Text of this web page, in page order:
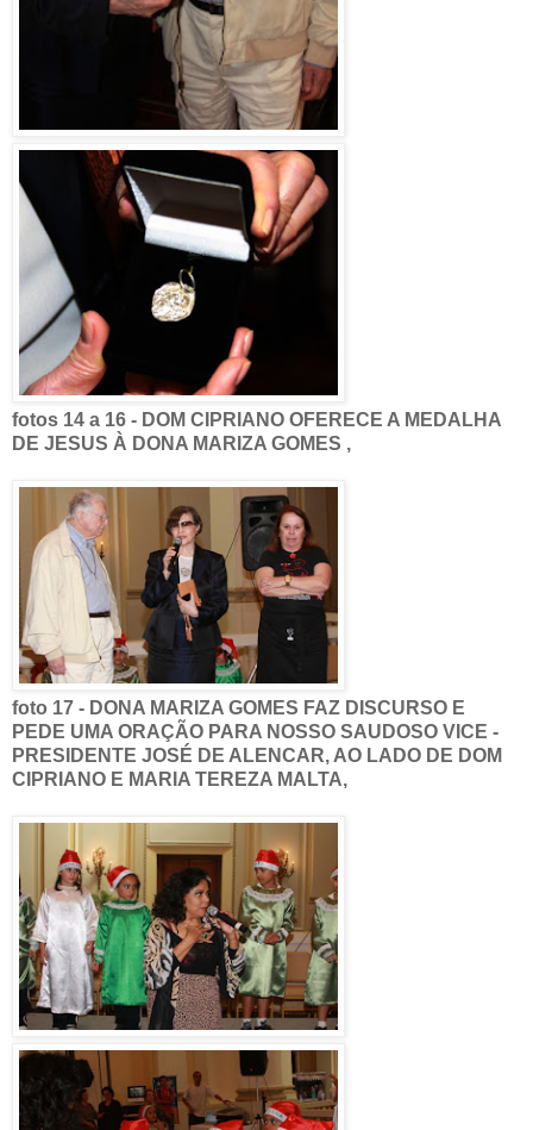
fotos 14 a 16 - DOM CIPRIANO OFERECE A MEDALHA
DE JESUS À DONA MARIZA GOMES ,
foto 17 - DONA MARIZA GOMES FAZ DISCURSO E
PEDE UMA ORAÇÃO PARA NOSSO SAUDOSO VICE -
PRESIDENTE JOSÉ DE ALENCAR, AO LADO DE DOM
CIPRIANO E MARIA TEREZA MALTA,